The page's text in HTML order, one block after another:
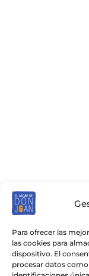
Para ofrecer las
las cookies para
dispositivo. El
procesar datos